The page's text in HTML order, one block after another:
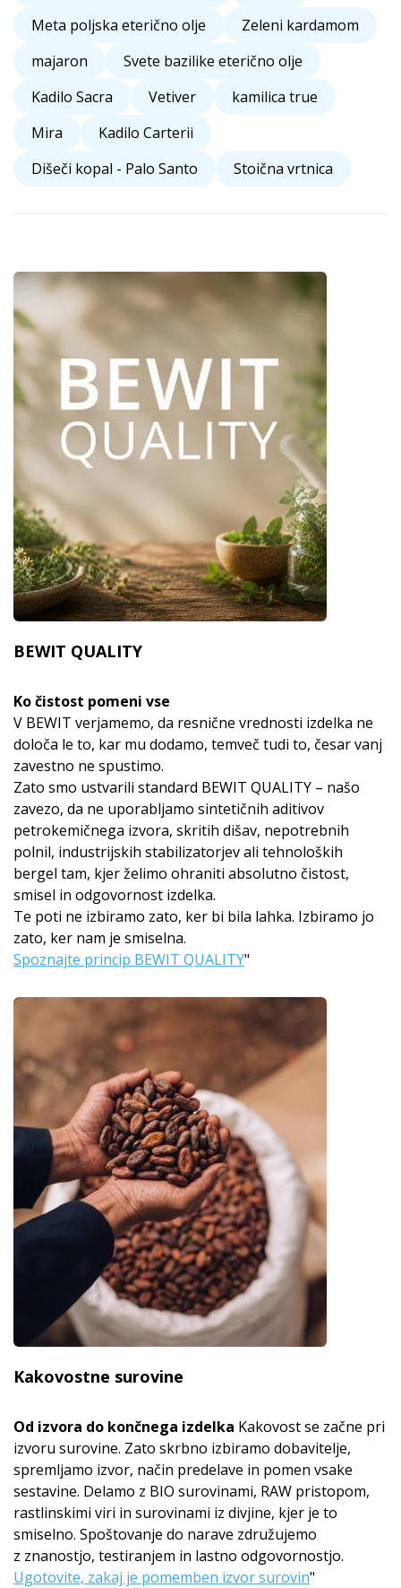
Meta poljska eterično olje
Zeleni kardamom
majaron
Svete bazilike eterično olje
Kadilo Sacra
Vetiver
kamilica true
Mira
Kadilo Carterii
Dišeči kopal - Palo Santo
Stoična vrtnica
BEWIT QUALITY
Ko čistost pomeni vse
V BEWIT verjamemo, da resnične vrednosti izdelka ne
določa le to, kar mu dodamo, temveč tudi to, česar vanj
zavestno ne spustimo.
Zato smo ustvarili standard BEWIT QUALITY – našo
zavezo, da ne uporabljamo sintetičnih aditivov
petrokemičnega izvora, skritih dišav, nepotrebnih
polnil, industrijskih stabilizatorjev ali tehnoloških
bergel tam, kjer želimo ohraniti absolutno čistost,
smisel in odgovornost izdelka.
Te poti ne izbiramo zato, ker bi bila lahka. Izbiramo jo
zato, ker nam je smiselna.
Spoznajte princip BEWIT QUALITY"
Kakovostne surovine
Od izvora do končnega izdelka Kakovost se začne pri
izvoru surovine. Zato skrbno izbiramo dobavitelje,
spremljamo izvor, način predelave in pomen vsake
sestavine. Delamo z BIO surovinami, RAW pristopom,
rastlinskimi viri in surovinami iz divjine, kjer je to
smiselno. Spoštovanje do narave združujemo
z znanostjo, testiranjem in lastno odgovornostjo.
Ugotovite, zakaj je pomemben izvor surovin"